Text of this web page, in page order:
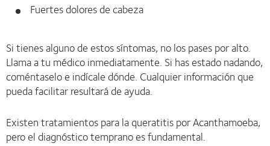
Fuertes dolores de cabeza
Si tienes alguno de estos síntomas, no los pases por alto.
Llama a tu médico inmediatamente. Si has estado nadando,
coméntaselo e indícale dónde. Cualquier información que
pueda facilitar resultará de ayuda.
Existen tratamientos para la queratitis por Acanthamoeba,
pero el diagnóstico temprano es fundamental.